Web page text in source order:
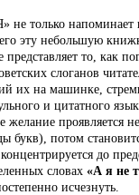
не только напоминает
эту небольшую
представляет то, как
слоганов
их на машинке,
и цитатного
желание проявляется
букв), потом
до
словах «А я не
исчезнуть.